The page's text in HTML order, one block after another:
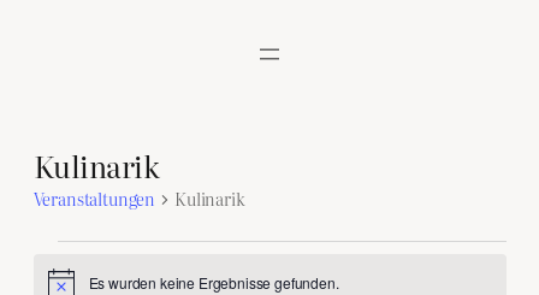
Kulinarik
Veranstaltungen Kulinarik
Veranstaltungen
HinweisEs wurden keine Ergebnisse gefunden.